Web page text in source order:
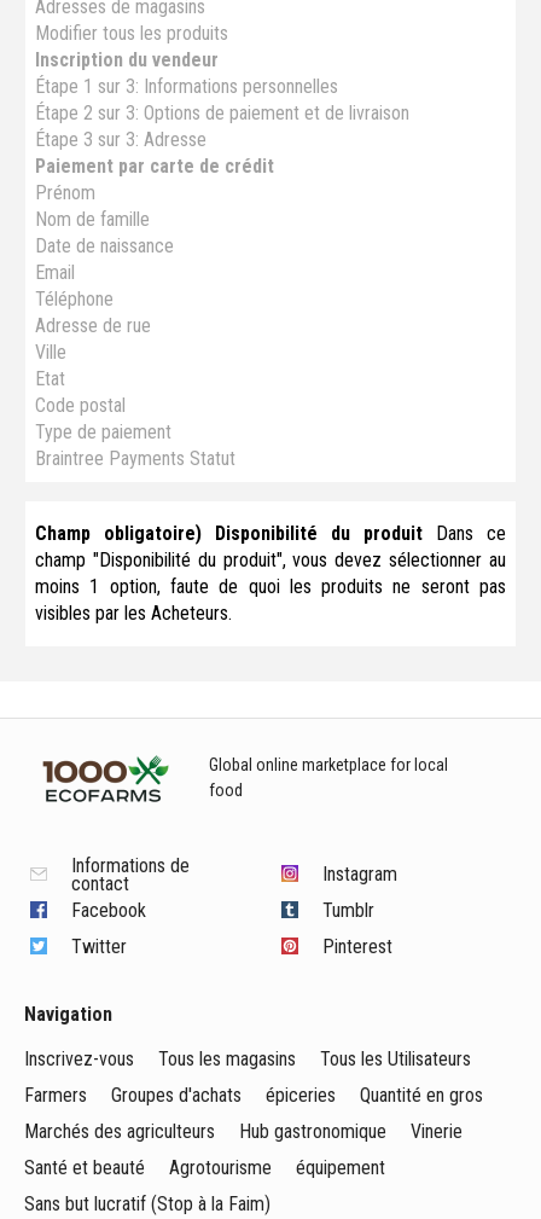
Adresses de magasins
Modifier tous les produits
Inscription du vendeur
Étape 1 sur 3: Informations personnelles
Étape 2 sur 3: Options de paiement et de livraison
Étape 3 sur 3: Adresse
Paiement par carte de crédit
Prénom
Nom de famille
Date de naissance
Email
Téléphone
Adresse de rue
Ville
Etat
Code postal
Type de paiement
Braintree Payments Statut
Champ obligatoire) Disponibilité du produit Dans ce
champ "Disponibilité du produit", vous devez sélectionner au
moins 1 option, faute de quoi les produits ne seront pas
visibles par les Acheteurs.
Global online marketplace for local
food
Informations de
contact
Facebook
Twitter
Instagram
Tumblr
Pinterest
Navigation
Inscrivez-vous
Tous les magasins
Tous les Utilisateurs
Farmers
Groupes d'achats épiceries
Quantité en gros
Marchés des agriculteurs
Hub gastronomique
Vinerie
Santé et beauté
Agrotourisme
équipement
Sans but lucratif (Stop à la Faim)